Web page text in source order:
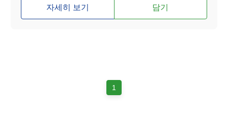
자세히 보기 담기
1